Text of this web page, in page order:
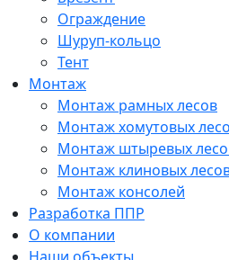
Ограждение
Шуруп-кольцо
Тент
Монтаж
Монтаж рамных лесов
Монтаж хомутовых
Монтаж штыревых
Монтаж клиновых
Монтаж консолей
Разработка ППР
О компании
Наши объекты